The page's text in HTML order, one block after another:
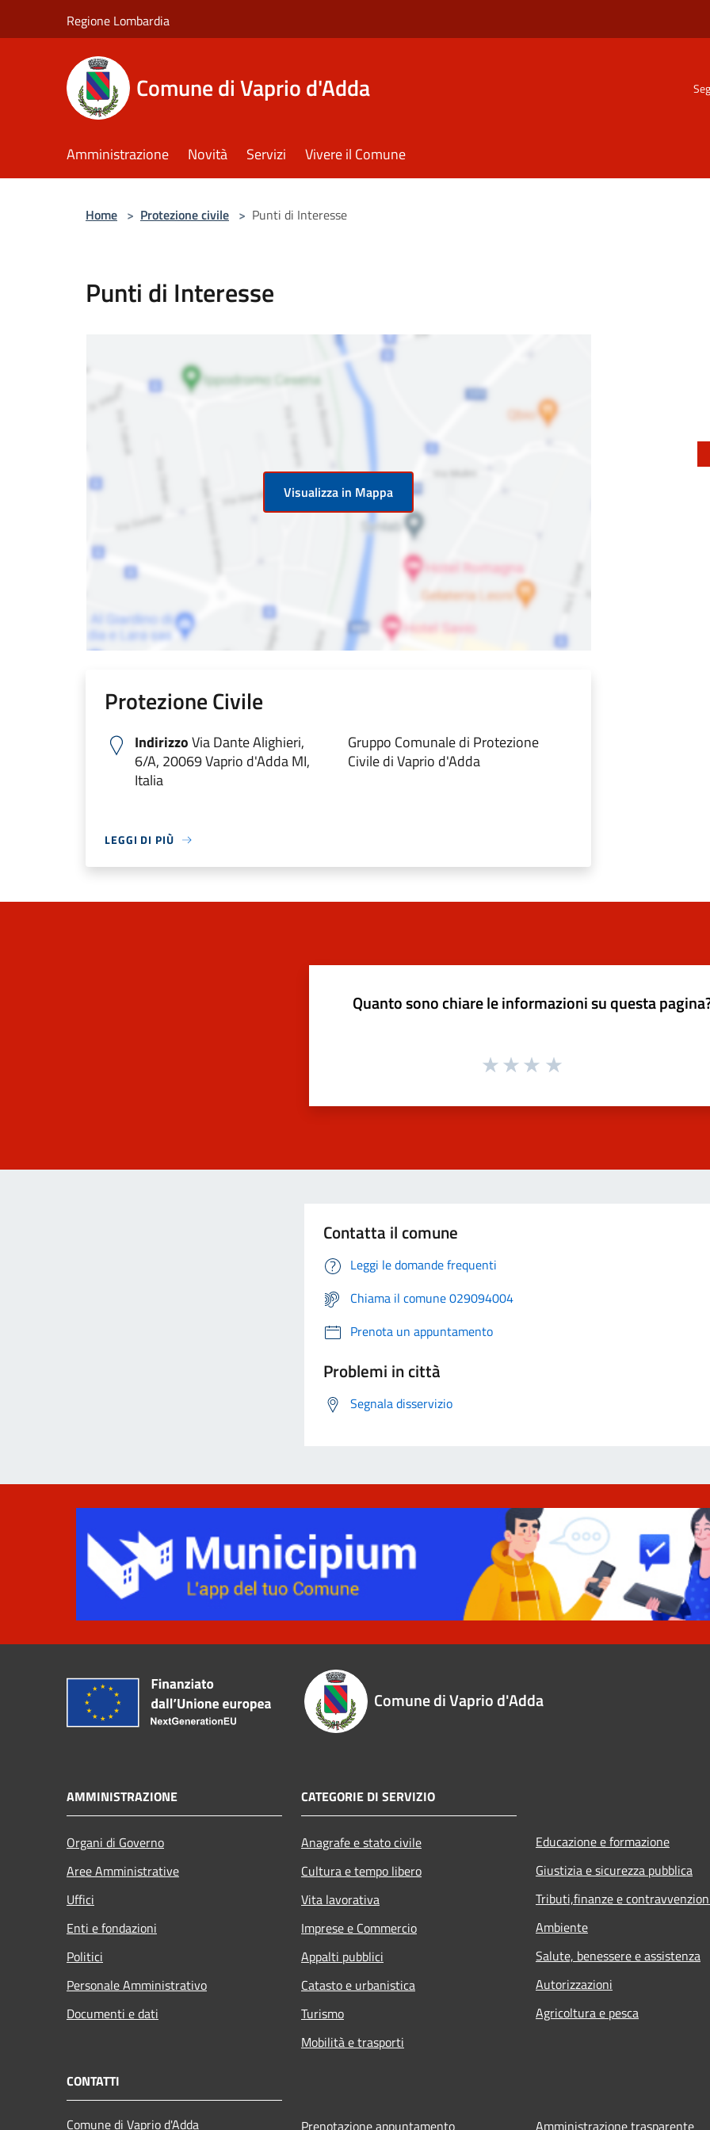
Regione Lombardia
Comune di Vaprio d'Adda
Amministrazione Novità Servizi Vivere il Comune
Home > Protezione civile > Punti di Interesse
Punti di Interesse
Visualizza in Mappa
Protezione Civile
IndirizzoVia Dante Alighieri,
6/A, 20069 Vaprio d'Adda MI,
Italia
Gruppo Comunale di Protezione
Civile di Vaprio d'Adda
LEGGI DI PIÙ
Quanto sono chiare le informazioni su questa
Contatta il comune
Leggi le domande frequenti
Chiama il comune 029094004
Prenota un appuntamento
Problemi in città
Segnala disservizio
Comune di Vaprio d'Adda
AMMINISTRAZIONE
Organi di Governo
Aree Amministrative
Uffici
Enti e fondazioni
Politici
Personale Amministrativo
Documenti e dati
CATEGORIE DI SERVIZIO
Anagrafe e stato civile
Cultura e tempo libero
Vita lavorativa
Imprese e Commercio
Appalti pubblici
Catasto e urbanistica
Turismo
Mobilità e trasporti
Educazione e formazione
Giustizia e sicurezza pubblica
Tributi,finanze e
Ambiente
Salute, benessere e assistenza
Autorizzazioni
Agricoltura e pesca
CONTATTI
Comune di Vaprio d'Adda Prenotazione appuntamento Amministrazione trasparente